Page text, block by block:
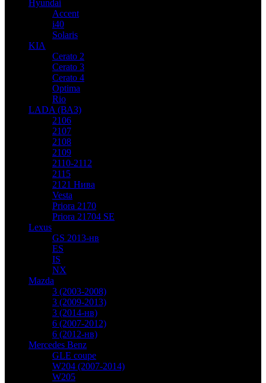
Hyundai
Accent
i40
Solaris
KIA
Cerato 2
Cerato 3
Cerato 4
Optima
Rio
LADA (ВАЗ)
2106
2107
2108
2109
2110-2112
2115
2121 Нива
Vesta
Priora 2170
Priora 21704 SE
Lexus
GS 2013-нв
ES
IS
NX
Mazda
3 (2003-2008)
3 (2009-2013)
3 (2014-нв)
6 (2007-2012)
6 (2012-нв)
Mercedes Benz
GLE coupe
W204 (2007-2014)
W205